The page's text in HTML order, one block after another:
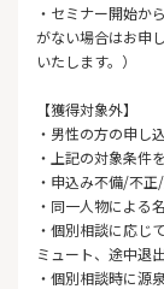
・セミナー開始か
がない場合はお申
いたします。）
【獲得対象外】
・男性の方の申し
・上記の対象条件
・申込み不備/不
・同一人物による
・個別相談に応じ
ミュート、途中退
・個別相談時に源